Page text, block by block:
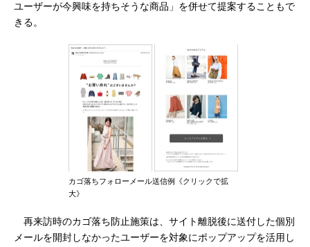
ユーザーが今興味を持ちそうな商品」を併せて提案することもで
きる。
カゴ落ちフォローメール送信例《クリックで拡
大》
再来訪時のカゴ落ち防止施策は、サイト離脱後に送付した個別
メールを開封しなかったユーザーを対象にポップアップを活用し